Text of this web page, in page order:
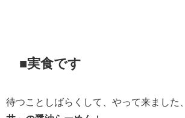
■実食です
待つことしばらくして、やって来ました、